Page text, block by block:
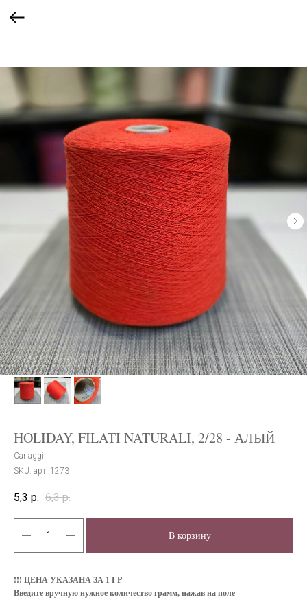
HOLIDAY, FILATI NATURALI, 2/28 - АЛЫЙ
Cariaggi
SKU: арт. 1273
5,3 р. 6,3 р.
В корзину
!!! ЦЕНА УКАЗАНА ЗА 1 ГР
Введите вручную нужное количество грамм, нажав на поле